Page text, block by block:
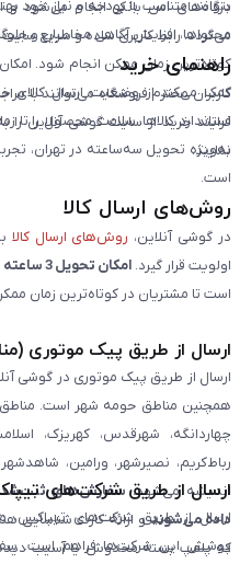
بتوانند متناسب با بودجه و نیاز خود
محتواها، افزایش آگاهی مخاطبان و
درگاه‌های امن بانکی انجام می‌شود و
می‌گردد. رابط کاربری ساده و سریع
کوتاه‌ترین زمان ممکن انجام شود.
کمک می‌کند از وضعیت ارسال کالای
استاندارد کالاها، سلامت محصول را
به‌ویژه تحویل سه‌ساعته در تهران،
است.
راهنمای خرید
کاربران محترم فروشگاه می‌توانند با
فرایند خرید از سایت گوشی آنلاین
نمایند.
روش‌های ارسال کالا
در گوشی آنلاین، روش‌های ارسال کالا
اولویت قرار گیرد. امکان تحویل 3 ساعته
است تا مشتریان در کوتاه‌ترین زمان
ارسال از طریق پیک موتوری
همچنین مناطق حومه شهر است.
چهاردانگه، شهرقدس، کهریزک،
رباط‌کریم، نصیرشهر، ورامین،
اندیشه می‌شود. سفارش‌های
داده می‌شوندو ارائه کارت شناسایی
که پلمپ بسته مخدوش یا آسیب دیده
ارسال از طریق شرکت‌های
ارسال از طریق شرکت‌های